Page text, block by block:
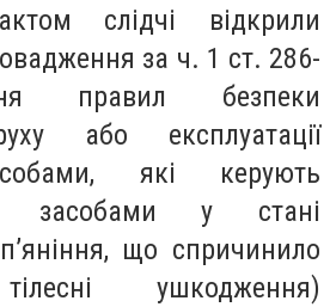
слідчі відкрили
за ч. 1 ст. 286-
правил безпеки
або експлуатації
які керують
засобами у стані
що спричинило
ушкодження)